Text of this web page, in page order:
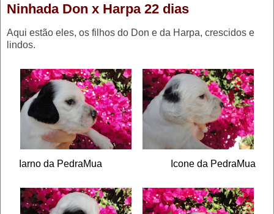
Ninhada Don x Harpa 22 dias
Aqui estão eles, os filhos do Don e da Harpa, crescidos e
lindos.
Iarno da PedraMua Icone da PedraMua